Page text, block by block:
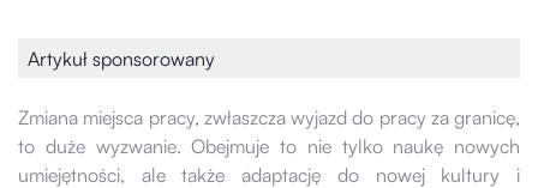
Artykuł sponsorowany
Zmiana miejsca pracy, zwłaszcza wyjazd do pracy za granicę,
to duże wyzwanie. Obejmuje to nie tylko naukę nowych
umiejętności, ale także adaptację do nowej kultury i